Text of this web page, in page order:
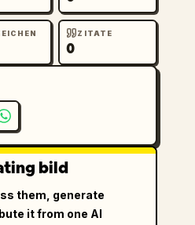
ZITATE
0
bild
them, generate
it from one AI